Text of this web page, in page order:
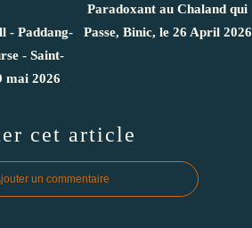
- Paddang-
- Saint-
mai 2026
Paradoxant au Chaland qui
Passe, Binic, le 26 April 2026
cet article
un commentaire